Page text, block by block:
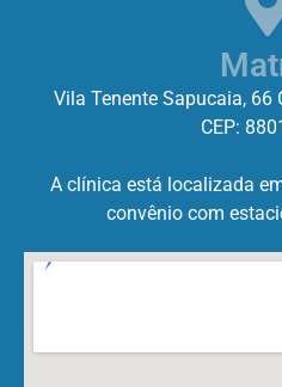
Vila Tenente Sapucaia, 66
CEP:
A clínica está localizada
convênio com